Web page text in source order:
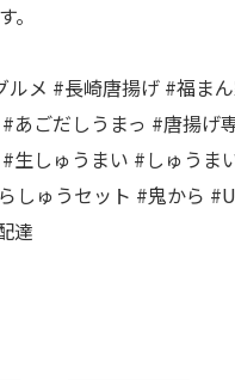
。
ルメ #長崎唐揚げ #福ま
あごだしうまっ #唐揚げ
生しゅうまい #しゅうま
しゅうセット #鬼から
達